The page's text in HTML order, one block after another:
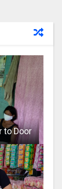
to Door